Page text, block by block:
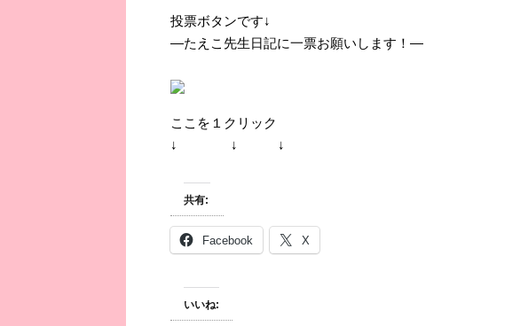
投票ボタンです↓
―たえこ先生日記に一票お願いします！―
ここを１クリック
↓ ↓ ↓
共有:
Facebook X
いいね: